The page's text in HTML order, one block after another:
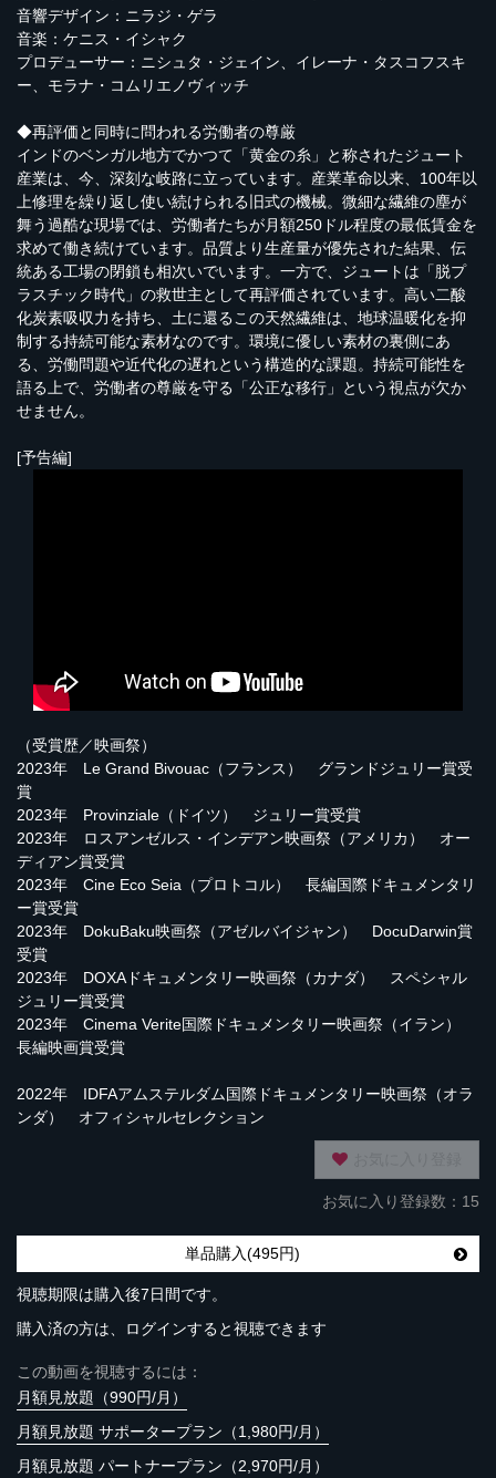
音響デザイン：ニラジ・ゲラ
音楽：ケニス・イシャク
プロデューサー：ニシュタ・ジェイン、イレーナ・タスコフスキ
ー、モラナ・コムリエノヴィッチ
◆再評価と同時に問われる労働者の尊厳
インドのベンガル地方でかつて「黄金の糸」と称されたジュート
産業は、今、深刻な岐路に立っています。産業革命以来、100年以
上修理を繰り返し使い続けられる旧式の機械。微細な繊維の塵が
舞う過酷な現場では、労働者たちが月額250ドル程度の最低賃金を
求めて働き続けています。品質より生産量が優先された結果、伝
統ある工場の閉鎖も相次いでいます。一方で、ジュートは「脱プ
ラスチック時代」の救世主として再評価されています。高い二酸
化炭素吸収力を持ち、土に還るこの天然繊維は、地球温暖化を抑
制する持続可能な素材なのです。環境に優しい素材の裏側にあ
る、労働問題や近代化の遅れという構造的な課題。持続可能性を
語る上で、労働者の尊厳を守る「公正な移行」という視点が欠か
せません。
[予告編]
（受賞歴／映画祭）
2023年 Le Grand Bivouac（フランス） グランドジュリー賞受
賞
2023年 Provinziale（ドイツ） ジュリー賞受賞
2023年 ロスアンゼルス・インデアン映画祭（アメリカ） オー
ディアン賞受賞
2023年 Cine Eco Seia（プロトコル） 長編国際ドキュメンタリ
ー賞受賞
2023年 DokuBaku映画祭（アゼルバイジャン） DocuDarwin賞
受賞
2023年 DOXAドキュメンタリー映画祭（カナダ） スペシャル
ジュリー賞受賞
2023年 Cinema Verite国際ドキュメンタリー映画祭（イラン）
長編映画賞受賞
2022年 IDFAアムステルダム国際ドキュメンタリー映画祭（オラ
ンダ） オフィシャルセレクション
お気に入り登録数：15
単品購入(495円)
視聴期限は購入後7日間です。
購入済の方は、ログインすると視聴できます
この動画を視聴するには：
月額見放題（990円/月）
月額見放題 サポータープラン（1,980円/月）
月額見放題 パートナープラン（2,970円/月）